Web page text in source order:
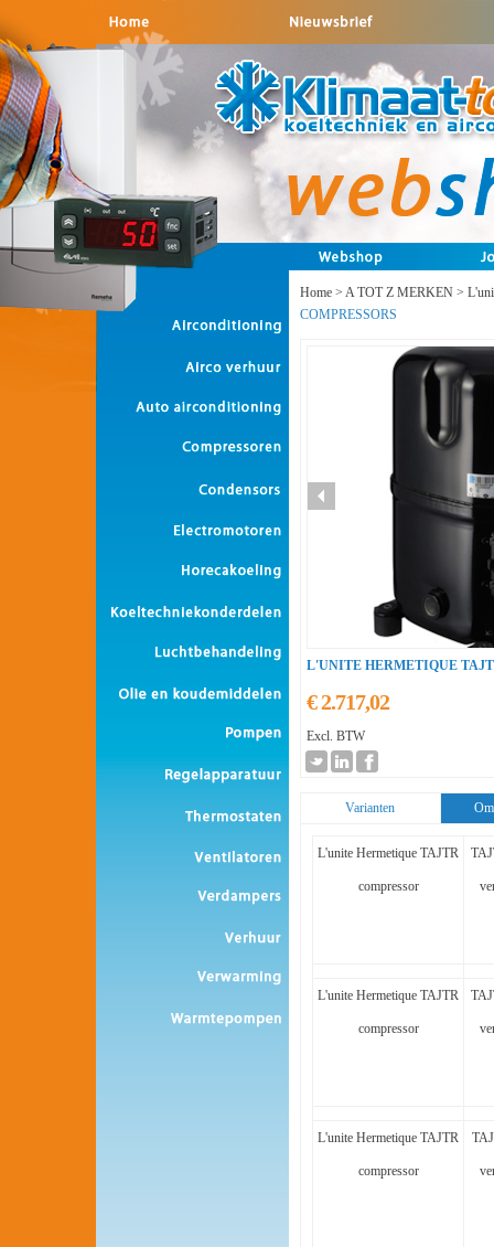
Home > A TOT Z MERKEN >
COMPRESSORS
L'UNITE HERMETIQUE
€ 2.717,02
Excl. BTW
Varianten
L'unite Hermetique TAJTR
compressor
L'unite Hermetique TAJTR
compressor
L'unite Hermetique TAJTR
compressor